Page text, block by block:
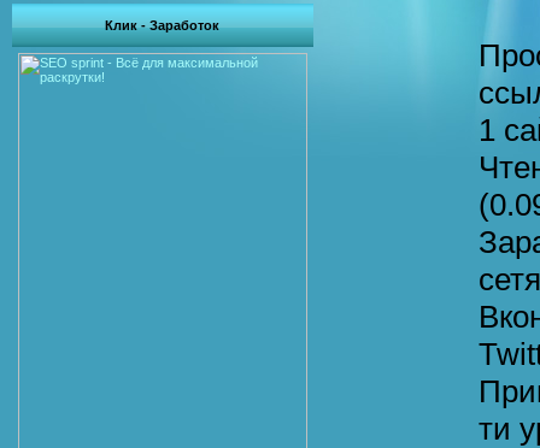
Клик - Заработок
1
ти